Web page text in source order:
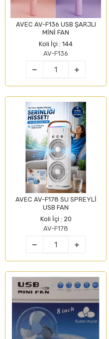
AVEC AV-F136 USB ŞARJLI
MİNİ FAN
Koli İçi : 144
AV-F136
AVEC AV-F178 SU SPREYLİ
USB FAN
Koli İçi : 20
AV-F178